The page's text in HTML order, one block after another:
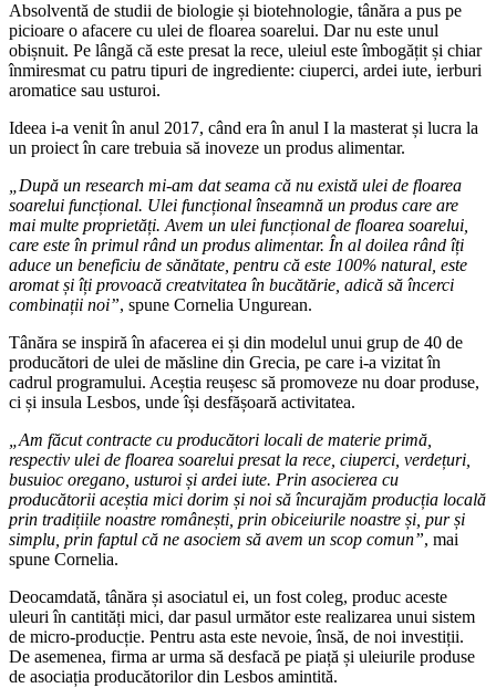
Absolventă de studii de biologie și biotehnologie, tânăra a pus pe
picioare o afacere cu ulei de floarea soarelui. Dar nu este unul
obișnuit. Pe lângă că este presat la rece, uleiul este îmbogățit și chiar
înmiresmat cu patru tipuri de ingrediente: ciuperci, ardei iute, ierburi
aromatice sau usturoi.
Ideea i-a venit în anul 2017, când era în anul I la masterat și lucra la
un proiect în care trebuia să inoveze un produs alimentar.
„După un research mi-am dat seama că nu există ulei de floarea
soarelui funcțional. Ulei funcțional înseamnă un produs care are
mai multe proprietăți. Avem un ulei funcțional de floarea soarelui,
care este în primul rând un produs alimentar. În al doilea rând îți
aduce un beneficiu de sănătate, pentru că este 100% natural, este
aromat și îți provoacă creatvitatea în bucătărie, adică să încerci
combinații noi”, spune Cornelia Ungurean.
Tânăra se inspiră în afacerea ei și din modelul unui grup de 40 de
producători de ulei de măsline din Grecia, pe care i-a vizitat în
cadrul programului. Aceștia reușesc să promoveze nu doar produse,
ci și insula Lesbos, unde își desfășoară activitatea.
„Am făcut contracte cu producători locali de materie primă,
respectiv ulei de floarea soarelui presat la rece, ciuperci, verdețuri,
busuioc oregano, usturoi și ardei iute. Prin asocierea cu
producătorii aceștia mici dorim și noi să încurajăm producția locală
prin tradițiile noastre românești, prin obiceiurile noastre și, pur și
simplu, prin faptul că ne asociem să avem un scop comun”, mai
spune Cornelia.
Deocamdată, tânăra și asociatul ei, un fost coleg, produc aceste
uleuri în cantități mici, dar pasul următor este realizarea unui sistem
de micro-producție. Pentru asta este nevoie, însă, de noi investiții.
De asemenea, firma ar urma să desfacă pe piață și uleiurile produse
de asociația producătorilor din Lesbos amintită.